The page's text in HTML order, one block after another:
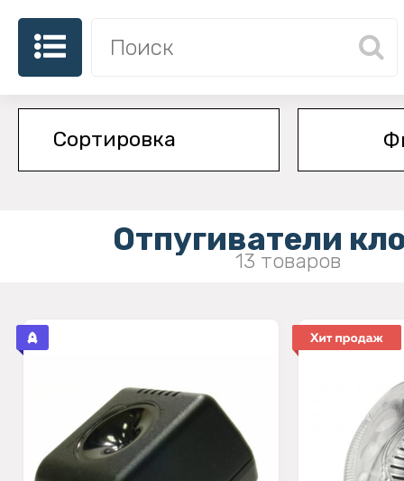
Отпугиватели
13 товаров